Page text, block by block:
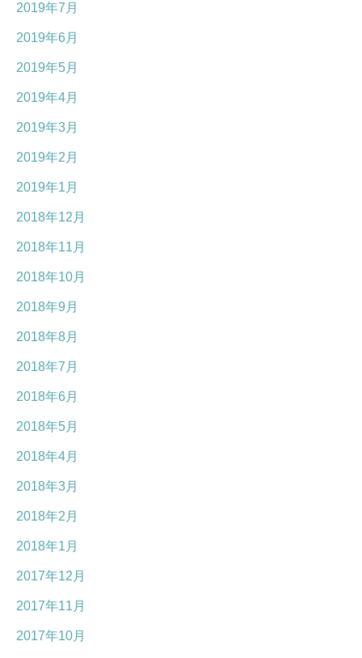
2019年7月
2019年6月
2019年5月
2019年4月
2019年3月
2019年2月
2019年1月
2018年12月
2018年11月
2018年10月
2018年9月
2018年8月
2018年7月
2018年6月
2018年5月
2018年4月
2018年3月
2018年2月
2018年1月
2017年12月
2017年11月
2017年10月